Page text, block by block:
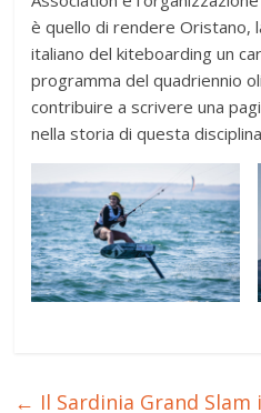
è quello di rendere Oristano,
italiano del kiteboarding un
programma del quadriennio
contribuire a scrivere una
nella storia di questa
← Il Sardinia Grand